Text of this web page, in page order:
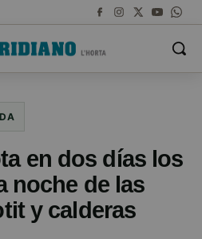
en dos días los
noche de las
y calderas